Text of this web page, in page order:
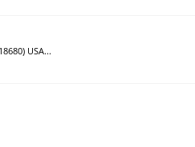
USA...